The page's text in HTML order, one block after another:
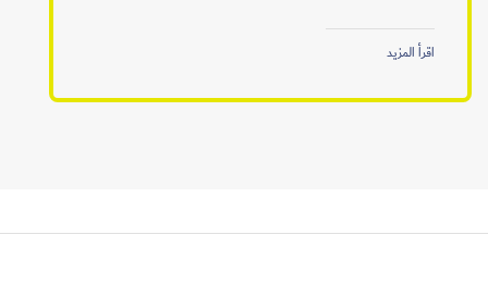
اقرأ المزيد